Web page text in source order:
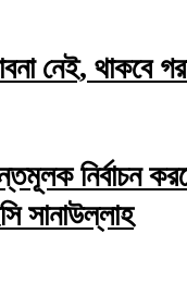
নেই, থাকবে
নির্বাচন
সানাউল্লাহ